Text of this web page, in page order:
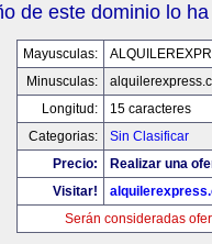
de este dominio lo
Mayusculas:
Minusculas:
Longitud:
15 caracteres
Categorias:
Sin Clasificar
Precio:
Realizar una
Visitar!
Serán consideradas